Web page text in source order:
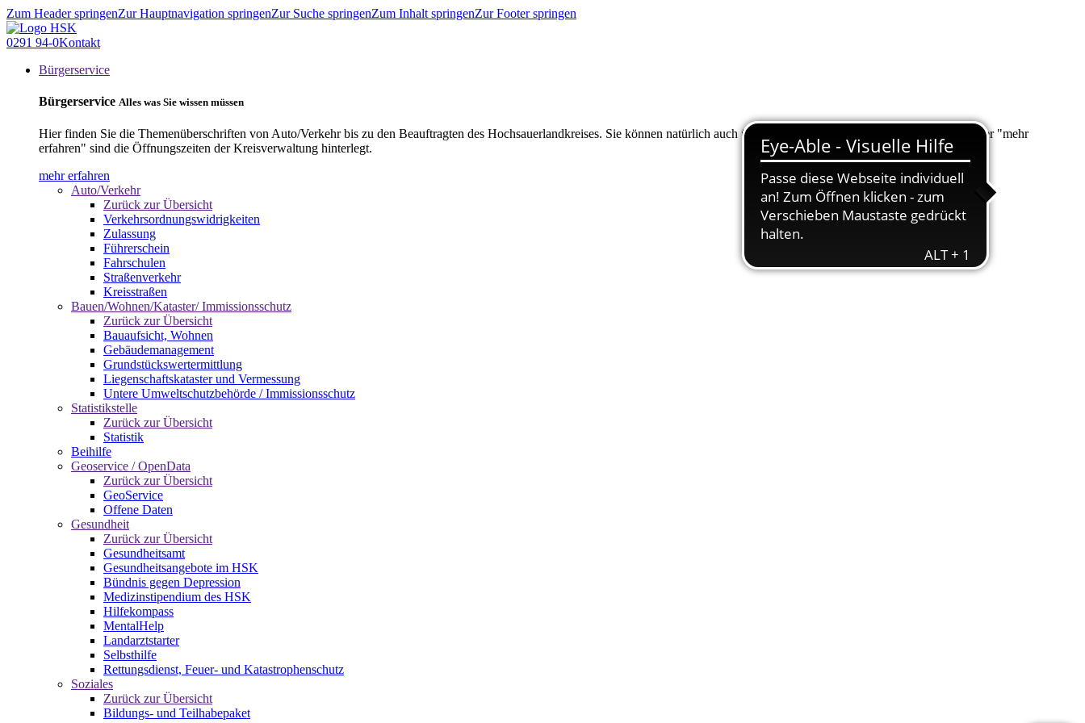
Zum Header springenZur Hauptnavigation springenZur Suche springenZum Inhalt springenZur Footer springen
0291 94-0Kontakt
Bürgerservice
Bürgerservice Alles was Sie wissen müssen
Hier finden Sie die Themenüberschriften von Auto/Verkehr bis zu den Beauftragten des Hochsauerlandkreises. Sie können natürlich auch über "Suche" nach Ihrem Anliegen suchen. Unter "mehr
erfahren" sind die Öffnungszeiten der Kreisverwaltung hinterlegt.
mehr erfahren
Auto/Verkehr
Zurück zur Übersicht
Verkehrsordnungswidrigkeiten
Zulassung
Führerschein
Fahrschulen
Straßenverkehr
Kreisstraßen
Bauen/Wohnen/Kataster/ Immissionsschutz
Zurück zur Übersicht
Bauaufsicht, Wohnen
Gebäudemanagement
Grundstückswertermittlung
Liegenschaftskataster und Vermessung
Untere Umweltschutzbehörde / Immissionsschutz
Statistikstelle
Zurück zur Übersicht
Statistik
Beihilfe
Geoservice / OpenData
Zurück zur Übersicht
GeoService
Offene Daten
Gesundheit
Zurück zur Übersicht
Gesundheitsamt
Gesundheitsangebote im HSK
Bündnis gegen Depression
Medizinstipendium des HSK
Hilfekompass
MentalHelp
Landarztstarter
Selbsthilfe
Rettungsdienst, Feuer- und Katastrophenschutz
Soziales
Zurück zur Übersicht
Bildungs- und Teilhabepaket